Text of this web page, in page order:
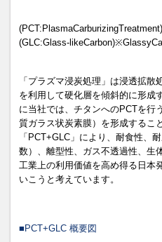
(PCT:PlasmaCarburizingTreatment)
(GLC:Glass-
「プラズマ浸炭処理」は浸透拡
を利用して硬化層を傾斜的に形成
に当社では、チタンへのPCTを行
質ガラス状炭素膜）を形成するこ
「PCT+GLC」により、耐食性、
数）、離型性、ガス不透過性、生
工業上の利用価値を高め得る日本
いこうと考えています。
■PCT+GLC 概要図